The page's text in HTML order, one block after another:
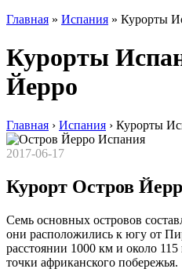
Главная » Испания » Курорты
Курорты
Йерро
Главная › Испания › Курорты
2017-06-17
Курорт Остров
Семь основных островов
они расположились к югу от
расстоянии 1000 км и около
точки африканского побережья.